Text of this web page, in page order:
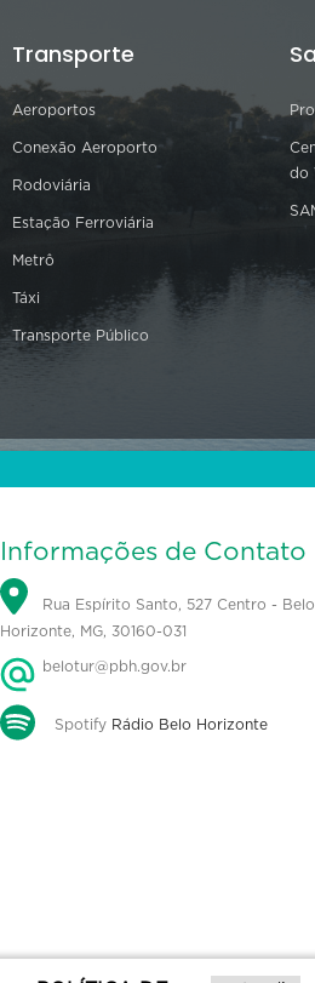
Transporte
Aeroportos
Conexão Aeroporto
Rodoviária
Estação Ferroviária
Metrô
Táxi
Transporte Público
do
Informações de Contato
Rua Espírito Santo, 527 Centro - Belo
Horizonte, MG, 30160-031
belotur@pbh.gov.br
Spotify Rádio Belo Horizonte